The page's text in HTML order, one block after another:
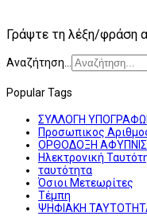
Γράψτε τη λέξη/φράση
Αναζήτηση...
Popular Tags
ΣΥΛΛΟΓΗ
Προσωπικος
ΟΡΘΟΔΟΞΗ
Ηλεκτρονική
ταυτότητα
Όσιοι Μετεωρίτες
Τέμπη
ΨΗΦΙΑΚΗ